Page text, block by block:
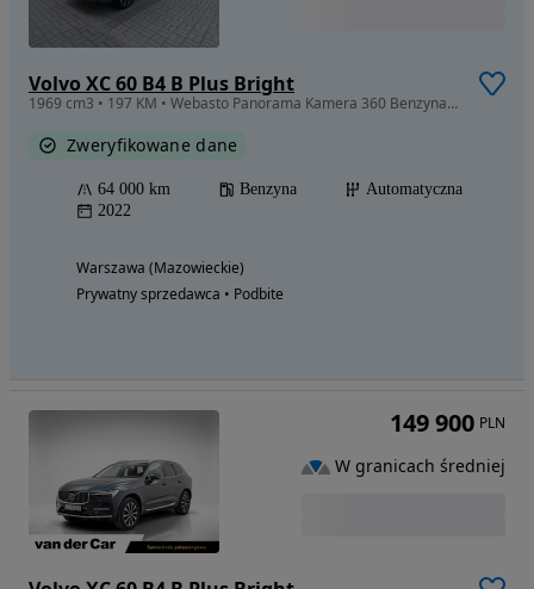
Volvo XC 60 B4 B Plus Bright
1969 cm3 • 197 KM • Webasto Panorama Kamera 360 Benzyna Cesja
Zweryfikowane dane
64 000 km Benzyna
Automatyczna
2022
Warszawa (Mazowieckie)
Prywatny sprzedawca • Podbite
149 900 PLN
W granicach średniej